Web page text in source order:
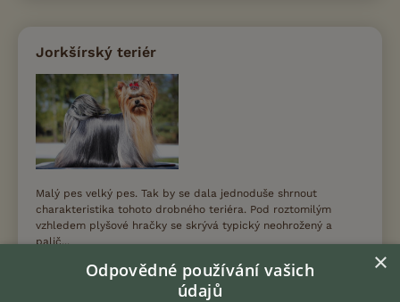
Jorkšírský teriér
Malý pes velký pes. Tak by se dala jednoduše shrnout
charakteristika tohoto drobného teriéra. Pod roztomilým
vzhledem plyšové hračky se skrývá typický neohrožený a
palič...
×
Odpovědné používání vašich
údajů